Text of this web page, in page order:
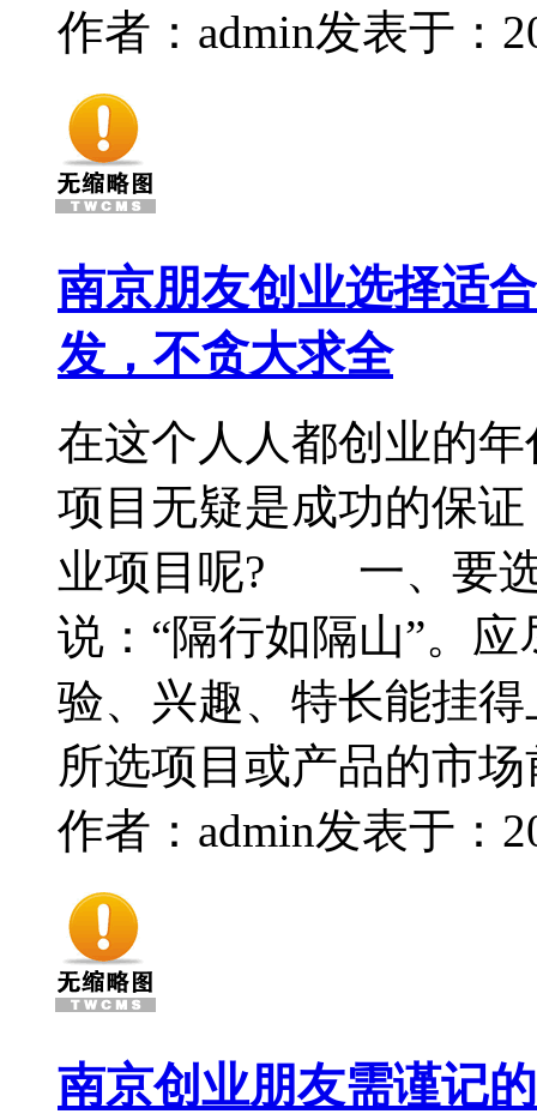
作者：admin发表于：
南京朋友创业选择适
发，不贪大求全
在这个人人都创业的
项目无疑是成功的保
业项目呢? 一、要
说：“隔行如隔山”。
验、兴趣、特长能挂
所选项目或产品的市
作者：admin发表于：
南京创业朋友需谨记